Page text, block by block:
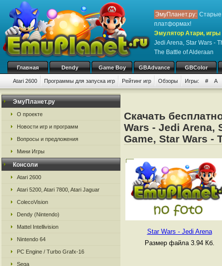
ЭмуПланет.ру: Старые
платформах!
Эмулятор Атари, игры
Jedi Arena, Star Wars -
The Battle of Alderaan
Главная Dendy Game Boy GBAdvance GBColor
Atari 2600 Программы для запуска игр Рейтинг игр Обзоры Игры: # A
ЭмуПланет.ру
О проекте
Новости игр и программ
Вопросы и предложения
Мини Игры
Консоли
Atari 2600
Atari 5200, Atari 7800, Atari Jaguar
ColecoVision
Dendy (Nintendo)
Mattel Intellivision
Nintendo 64
PC Engine / Turbo Grafx-16
Sega
Скачать
Wars - Jedi Arena,
Game, Star Wars -
Star Wars - Jedi Arena
Размер файла 3.94 Кб.